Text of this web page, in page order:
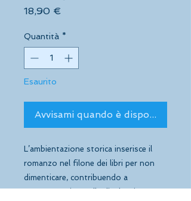
18,90 €
Quantità *
Esaurito
Avvisami quando è disponibile
L’ambientazione storica inserisce il
romanzo nel filone dei libri per non
dimenticare, contribuendo a